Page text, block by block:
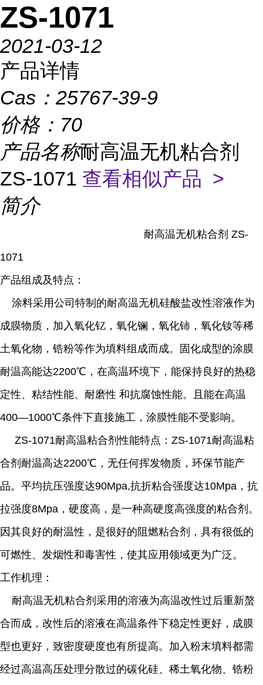
ZS-1071
2021-03-12
产品详情
Cas： 25767-39-9
价格： 70
产品名称耐高温无机粘合剂
ZS-1071 查看相似产品 >
简介
耐高温无机粘合剂 ZS-
1071
产品组成及特点：
涂料采用公司特制的耐高温无机硅酸盐改性溶液作为
成膜物质，加入氧化钇，氧化镧，氧化铈，氧化钕等稀
土氧化物，锆粉等作为填料组成而成。
固化成型的涂膜
耐温高能达2200℃，在高温环境下，能保持良好的热稳
定性、粘结性能、耐磨性 和抗腐蚀性能。且能在高温
400—1000℃条件下直接施工，涂膜性能不受影响。
ZS-1071耐高温粘合剂性能特点： ZS-1071耐高温粘
合剂耐温高达2200℃，无任何挥发物质，环保节能产
品。平均抗压强度达90Mpa,抗折粘合强度达10Mpa ，抗
拉强度8Mpa ，硬度高，是一种高硬度高强度的粘合剂。
因其良好的耐温性，是很好的阻燃粘合剂，具有很低的
可燃性、发烟性和毒害性，使其应用领域更为广泛。
工作机理：
耐高温无机粘合剂采用的溶液为高温改性过后重新螯
合而成，改性后的溶液在高温条件下稳定性更好，成膜
型也更好，致密度硬度也有所提高。加入粉末填料都需
经过高温高压处理分散过的碳化硅、稀土氧化物、锆粉